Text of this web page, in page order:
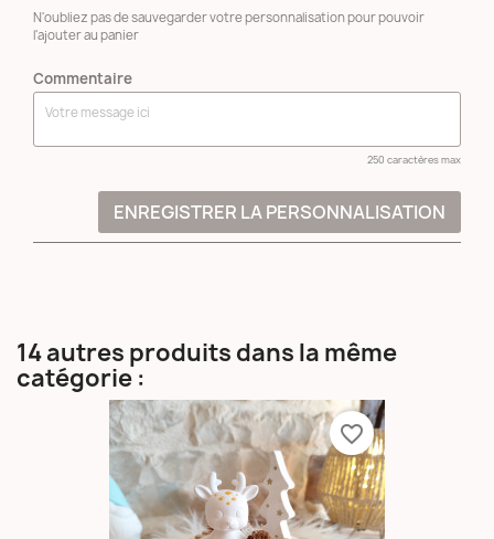
N'oubliez pas de sauvegarder votre personnalisation pour pouvoir
l'ajouter au panier
Commentaire
250 caractères max
ENREGISTRER LA PERSONNALISATION
14 autres produits dans la même
catégorie :
favorite_border